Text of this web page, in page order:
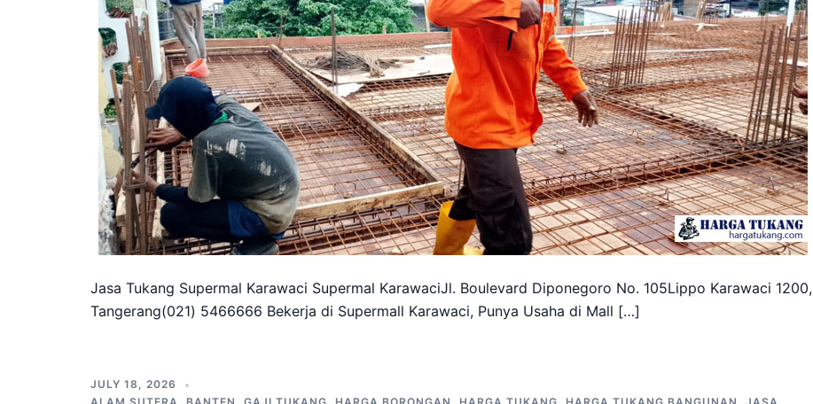
Jasa Tukang Supermal Karawaci Supermal KarawaciJl. Boulevard Diponegoro No. 105Lippo Karawaci 1200,
Tangerang(021) 5466666 Bekerja di Supermall Karawaci, Punya Usaha di Mall […]
JULY 18, 2026